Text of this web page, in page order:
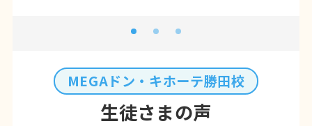
MEGAドン・キホーテ勝田校
生徒さまの声